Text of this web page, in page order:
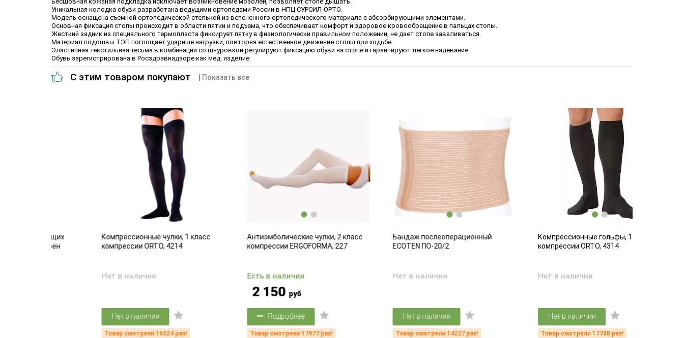
Уникальная колодка обуви разработана ведущими ортопедами России в НПЦ СУРСИЛ-ОРТО.
Модель оснащена съемной ортопедической стелькой из вспененного ортопедического материала с абсорбирующими элементами.
Основная фиксация стопы происходит в области пятки и подъема, что обеспечивает комфорт и здоровое кровообращение в пальцах стопы.
Жесткий задник из специального термопласта фиксирует пятку в физиологически правильном положении, не дает стопе заваливаться.
Материал подошвы ТЭП поглощает ударные нагрузки, повторяя естественное движение стопы при ходьбе.
Эластичная текстильная тесьма в комбинации со шнуровкой регулируют фиксацию обуви на стопе и гарантируют легкое надевание.
Обувь зарегистрирована в Росздравнадзоре как мед. изделие.
С этим товаром покупают | Показать все
Компрессионные чулки, 1 класс
компрессии ORTO, 4214
Нет в наличии
Нет в наличии
Товар смотрели 16524 раз!
Антиэмболические чулки, 2 класс
компрессии ERGOFORMA, 227
Есть в наличии
руб
Подробнее
Товар смотрели 17977 раз!
Бандаж послеоперационный
ECOTEN ПО-20/2
Нет в наличии
Нет в наличии
Товар смотрели 14227 раз!
Компрессионные гольфы, 1 класс
компрессии ORTO, 4314
Нет в наличии
Нет в наличии
Товар смотрели 17788 раз!